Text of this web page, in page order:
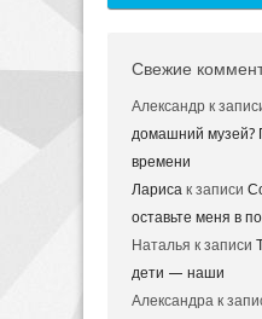
Свежие
Александр к
домашний
времени
Лариса к записи
оставьте меня в
Наталья к записи
дети — наши
Александра к